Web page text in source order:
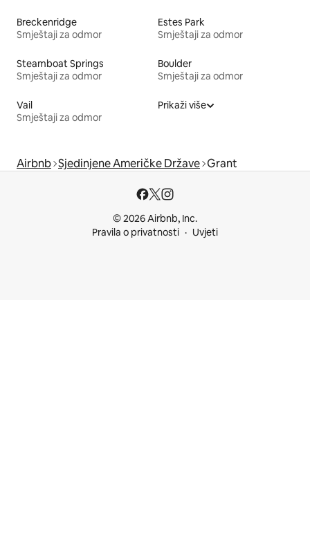
Breckenridge
Smještaji za odmor
Estes Park
Smještaji za odmor
Steamboat Springs
Smještaji za odmor
Boulder
Smještaji za odmor
Vail
Smještaji za odmor
Prikaži više
Airbnb Sjedinjene Američke Države Grant
© 2026 Airbnb, Inc.
Pravila o privatnosti
Uvjeti